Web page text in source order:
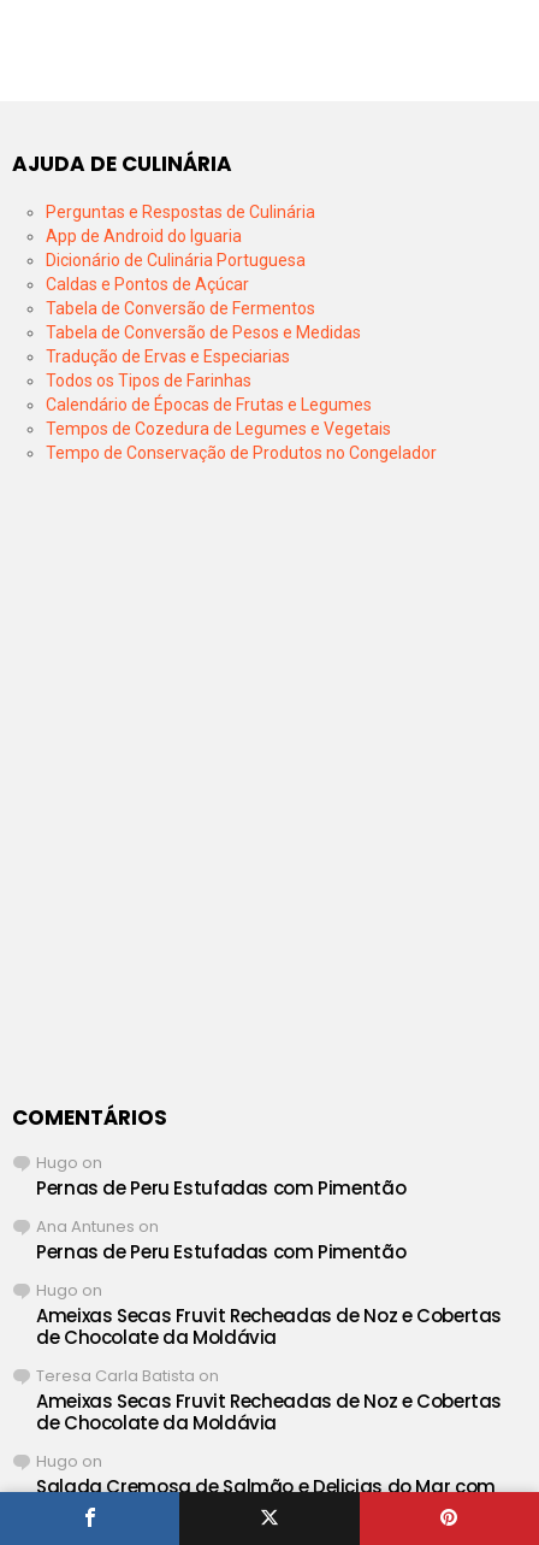
AJUDA DE CULINÁRIA
Perguntas e Respostas de Culinária
App de Android do Iguaria
Dicionário de Culinária Portuguesa
Caldas e Pontos de Açúcar
Tabela de Conversão de Fermentos
Tabela de Conversão de Pesos e Medidas
Tradução de Ervas e Especiarias
Todos os Tipos de Farinhas
Calendário de Épocas de Frutas e Legumes
Tempos de Cozedura de Legumes e Vegetais
Tempo de Conservação de Produtos no Congelador
COMENTÁRIOS
Hugo on
Pernas de Peru Estufadas com Pimentão
Ana Antunes on
Pernas de Peru Estufadas com Pimentão
Hugo on
Ameixas Secas Fruvit Recheadas de Noz e Cobertas
de Chocolate da Moldávia
Teresa Carla Batista on
Ameixas Secas Fruvit Recheadas de Noz e Cobertas
de Chocolate da Moldávia
Hugo on
Salada Cremosa de Salmão e Delicias do Mar com
Maionese